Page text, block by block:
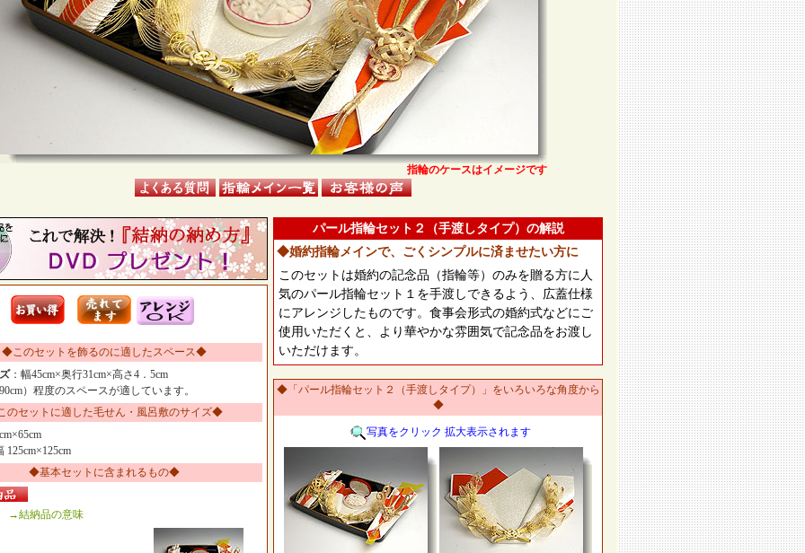
指輪のケースはイメージです
◆このセットを飾るのに適したスペース◆
：幅45cm×奥行31cm×高さ4．5cm
）程度のスペースが適しています。
のセットに適した毛せん・風呂敷のサイズ◆
125cm×125cm
◆基本セットに含まれるもの◆
→結納品の意味
パール指輪セット２（手渡しタイプ）の解説
◆婚約指輪メインで、ごくシンプルに済ませたい方に
このセットは婚約の記念品（指輪等）のみを贈る方に人
気のパール指輪セット１を手渡しできるよう、広蓋仕様
にアレンジしたものです。食事会形式の婚約式などにご
使用いただくと、より華やかな雰囲気で記念品をお渡し
いただけます。
◆「パール指輪セット２（手渡しタイプ）」をいろいろな角度から
◆
写真をクリック 拡大表示されます